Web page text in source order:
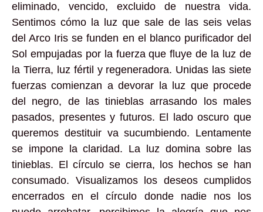
eliminado, vencido, excluido de nuestra vida.
Sentimos cómo la luz que sale de las seis velas
del Arco Iris se funden en el blanco purificador del
Sol empujadas por la fuerza que fluye de la luz de
la Tierra, luz fértil y regeneradora. Unidas las siete
fuerzas comienzan a devorar la luz que procede
del negro, de las tinieblas arrasando los males
pasados, presentes y futuros. El lado oscuro que
queremos destituir va sucumbiendo. Lentamente
se impone la claridad. La luz domina sobre las
tinieblas. El círculo se cierra, los hechos se han
consumado. Visualizamos los deseos cumplidos
encerrados en el círculo donde nadie nos los